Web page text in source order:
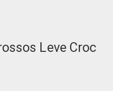
Leve Croc